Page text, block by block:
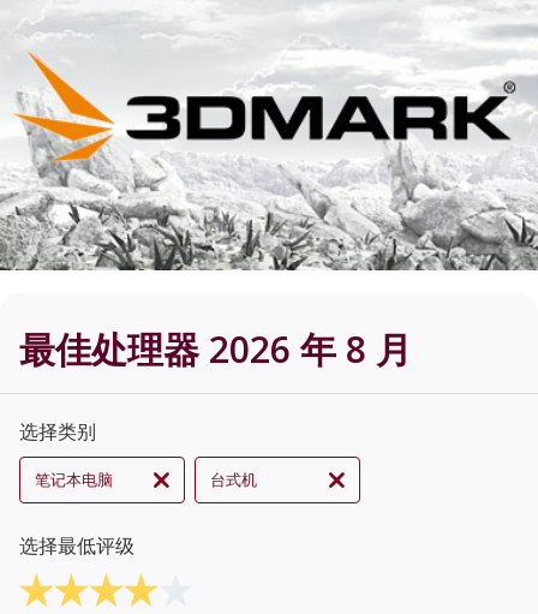
最佳处理器 2026 年 8 月
选择类别
笔记本电脑 台式机
选择最低评级